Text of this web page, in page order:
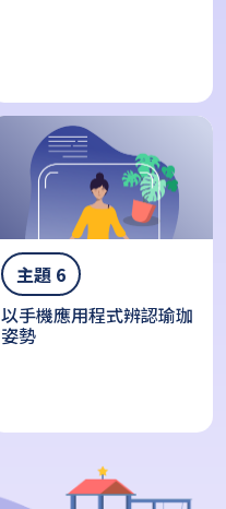
主題 6
以手機應用程式辨認瑜珈
姿勢